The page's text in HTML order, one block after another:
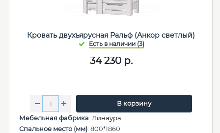
Кровать двухъярусная Ральф (Анкор светлый)
34 230р.
В корзину
Мебельная фабрика: Линаура
Спальное место (мм): 800*1860